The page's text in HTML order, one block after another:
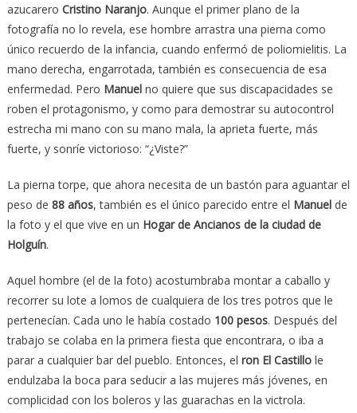
azucarero Cristino Naranjo. Aunque el primer plano de la
fotografía no lo revela, ese hombre arrastra una pierna como
único recuerdo de la infancia, cuando enfermó de poliomielitis. La
mano derecha, engarrotada, también es consecuencia de esa
enfermedad. Pero Manuelno quiere que sus discapacidades se
roben el protagonismo, y como para demostrar su autocontrol
estrecha mi mano con su mano mala, la aprieta fuerte, más
fuerte, y sonríe victorioso: “¿Viste?”
La pierna torpe, que ahora necesita de un bastón para aguantar el
peso de 88 años, también es el único parecido entre el Manuelde
la foto y el que vive en un Hogar de Ancianos de la ciudad de
Holguín.
Aquel hombre (el de la foto) acostumbraba montar a caballo y
recorrer su lote a lomos de cualquiera de los tres potros que le
pertenecían. Cada uno le había costado 100 pesos. Después del
trabajo se colaba en la primera fiesta que encontrara, o iba a
parar a cualquier bar del pueblo. Entonces, el ron El Castillole
endulzaba la boca para seducir a las mujeres más jóvenes, en
complicidad con los boleros y las guarachas en la victrola.